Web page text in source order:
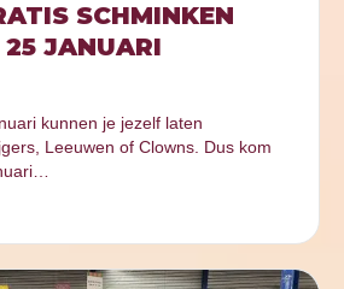
SCHMINKEN
JANUARI
kunnen je jezelf laten
Leeuwen of Clowns. Dus kom